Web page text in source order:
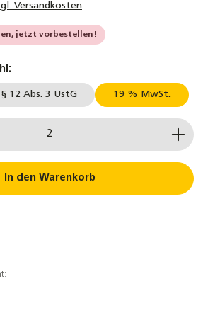
Versandkosten
jetzt vorbestellen!
12 Abs. 3 UstG 19 % MwSt.
Gib den gewünschten Wert ein
In den Warenkorb